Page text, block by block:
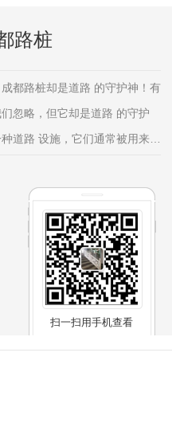
路桩
都路桩却是道路 的守护神！有
忽略，但它却是道路 的守护
道路 设施，它们通常被用来标
看起来很简单，但它们在道路
，就让我们来详细了解一下路
扫一扫用手机查看